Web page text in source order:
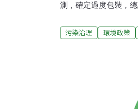
測，確定過度包裝，
前從未聽過相關法規
罰，沒給店家改善的
集相關產業的協會宣
家若對開罰不滿，可
建議把禮盒內的襯墊
污染治理 環境政策